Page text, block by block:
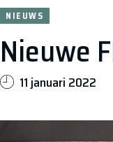
Nieuwe
NIEUWS
11 januari 2022